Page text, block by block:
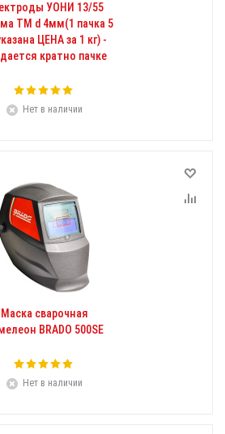
УОНИ 13/55
ТМ d 4мм(1 пачка 5
ЦЕНА за 1 кг) -
кратно пачке
Нет в наличии
Маска сварочная
BRADO 500SE
Нет в наличии